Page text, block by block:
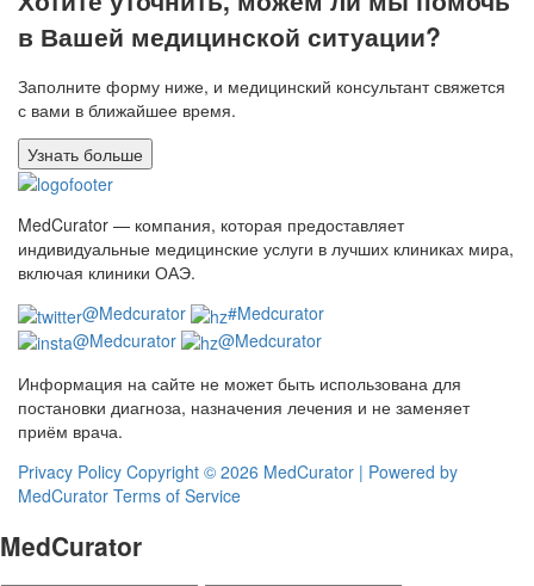
в Вашей медицинской ситуации?
Заполните форму ниже, и медицинский консультант свяжется
с вами в ближайшее время.
Узнать больше
MedCurator — компания, которая предоставляет
индивидуальные медицинские услуги в лучших клиниках мира,
включая клиники ОАЭ.
@Medcurator
#Medcurator
@Medcurator
@Medcurator
Информация на сайте не может быть использована для
постановки диагноза, назначения лечения и не заменяет
приём врача.
Privacy Policy Copyright © 2026 MedCurator | Powered by
MedCurator Terms of Service
MedCurator